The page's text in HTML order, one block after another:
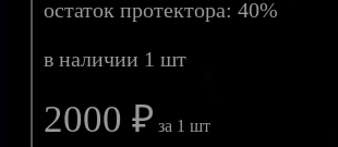
остаток протектора: 40%
в наличии 1 шт
2000 ₽ за 1 шт